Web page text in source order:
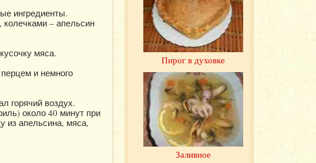
ингредиенты.
– апельсин
мяса.
и немного
горячий воздух.
около 40 минут при
из апельсина, мяса,
Пирог в духовке
Заливное